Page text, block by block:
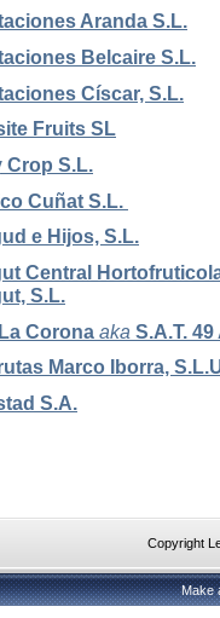
Aranda S.L.
Belcaire S.L.
Císcar, S.L.
Fruits SL
Crop S.L.
Cuñat S.L.
e Hijos, S.L.
Central
S.L.
Corona aka S.A.T.
Marco Iborra,
S.A.
Copyright
Make